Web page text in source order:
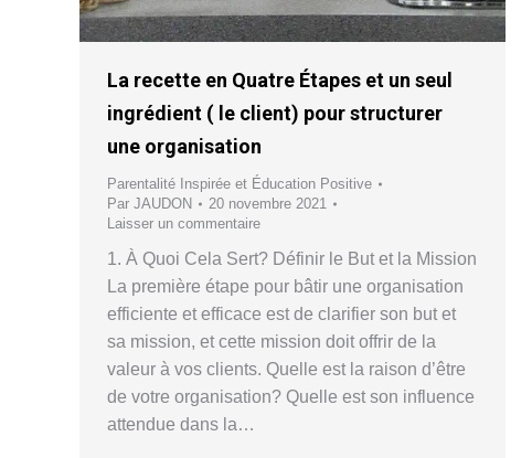
La recette en Quatre Étapes et un seul
ingrédient ( le client) pour structurer
une organisation
Parentalité Inspirée et Éducation Positive
Par JAUDON
20 novembre 2021
Laisser un commentaire
1. À Quoi Cela Sert? Définir le But et la Mission
La première étape pour bâtir une organisation
efficiente et efficace est de clarifier son but et
sa mission, et cette mission doit offrir de la
valeur à vos clients. Quelle est la raison d’être
de votre organisation? Quelle est son influence
attendue dans la…